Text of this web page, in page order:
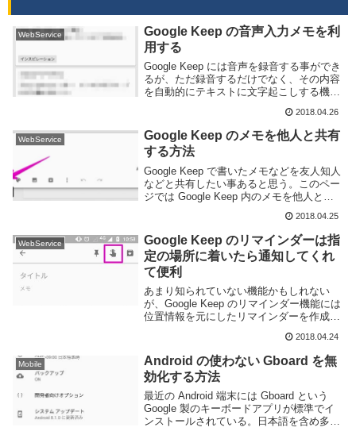
WebService
Google Keep の音声入力メモを利
用する
Google Keep には音声を録音する事ができ
るが、ただ録音するだけでなく、その内容
を自動的にテキストに文字起こしする機能
の小さなキーボードで文字を打つ必要無
く、喋るだけでメモを取る事ができ、大変
便...
2018.04.26
WebService
Google Keep のメモを他人と共有
する方法
Google Keep で書いたメモなどを友人知人
などと共有したい事あると思う。このペー
ジでは Google Keep 内のメモを他人と共
ウザ版で操作するが Android アプリなどで
もほぼ同じ操...
2018.04.25
WebService
Google Keep のリマインダーは指
定の場所に着いたら通知してくれ
て便利
あまり知られていない機能かもしれない
が、Google Keep のリマインダー機能には
位置情報を元にしたリマインダーを作成す
ーに寄った際に買い物リストを通知する」
とか「気になる店があるから近くを通りか
か...
2018.04.24
Mobile
Android の使わない Gboard を無
効化する方法
最近の Android 端末には Gboard という
Google 製のキーボードアプリが標準でイ
ンストールされている。日本語を含め多数